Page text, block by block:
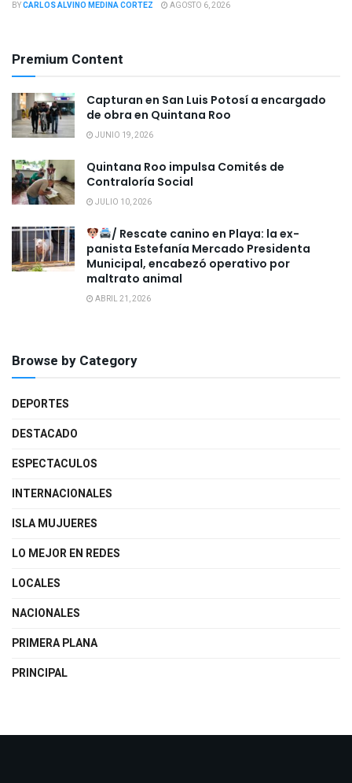
BYCARLOS ALVINO MEDINA CORTEZ AGOSTO 6, 2026
Premium Content
Capturan en San Luis Potosí a encargado
de obra en Quintana Roo
JUNIO 19, 2026
Quintana Roo impulsa Comités de
Contraloría Social
JULIO 10, 2026
/ Rescate canino en Playa: la ex-
panista Estefanía Mercado Presidenta
Municipal, encabezó operativo por
maltrato animal
ABRIL 21, 2026
Browse by Category
DEPORTES
DESTACADO
ESPECTACULOS
INTERNACIONALES
ISLA MUJUERES
LO MEJOR EN REDES
LOCALES
NACIONALES
PRIMERA PLANA
PRINCIPAL